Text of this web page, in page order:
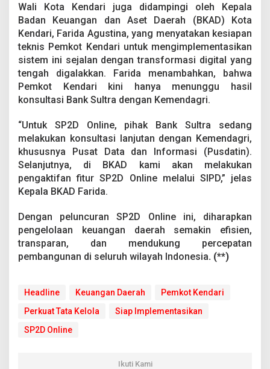
Wali Kota Kendari juga didampingi oleh Kepala
Badan Keuangan dan Aset Daerah (BKAD) Kota
Kendari, Farida Agustina, yang menyatakan kesiapan
teknis Pemkot Kendari untuk mengimplementasikan
sistem ini sejalan dengan transformasi digital yang
tengah digalakkan. Farida menambahkan, bahwa
Pemkot Kendari kini hanya menunggu hasil
konsultasi Bank Sultra dengan Kemendagri.
“Untuk SP2D Online, pihak Bank Sultra sedang
melakukan konsultasi lanjutan dengan Kemendagri,
khususnya Pusat Data dan Informasi (Pusdatin).
Selanjutnya, di BKAD kami akan melakukan
pengaktifan fitur SP2D Online melalui SIPD,” jelas
Kepala BKAD Farida.
Dengan peluncuran SP2D Online ini, diharapkan
pengelolaan keuangan daerah semakin efisien,
transparan, dan mendukung percepatan
pembangunan di seluruh wilayah Indonesia. (**)
Headline Keuangan Daerah
Pemkot Kendari
Perkuat Tata Kelola
Siap Implementasikan
SP2D Online
Ikuti Kami